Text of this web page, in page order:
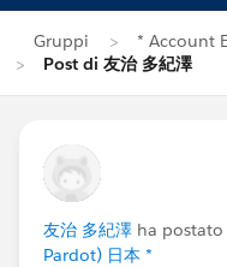
Gruppi
* Account
Post di 友治 多紀澤
友治 多紀澤 ha postato
Pardot) 日本 *